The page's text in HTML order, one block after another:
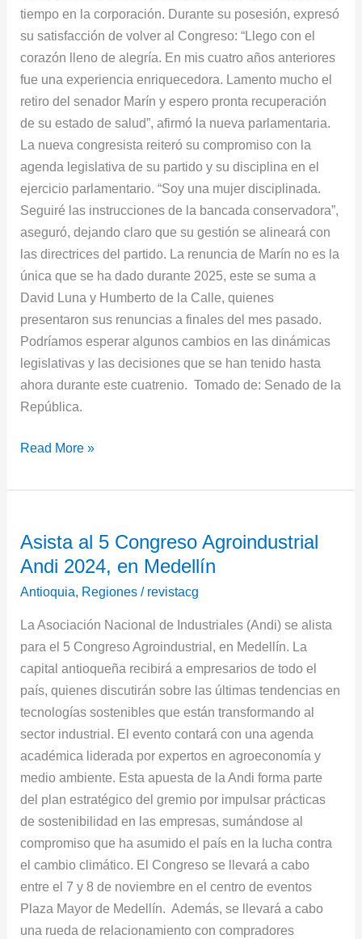
tiempo en la corporación. Durante su posesión, expresó
su satisfacción de volver al Congreso: “Llego con el
corazón lleno de alegría. En mis cuatro años anteriores
fue una experiencia enriquecedora. Lamento mucho el
retiro del senador Marín y espero pronta recuperación
de su estado de salud”, afirmó la nueva parlamentaria.
La nueva congresista reiteró su compromiso con la
agenda legislativa de su partido y su disciplina en el
ejercicio parlamentario. “Soy una mujer disciplinada.
Seguiré las instrucciones de la bancada conservadora”,
aseguró, dejando claro que su gestión se alineará con
las directrices del partido. La renuncia de Marín no es la
única que se ha dado durante 2025, este se suma a
David Luna y Humberto de la Calle, quienes
presentaron sus renuncias a finales del mes pasado.
Podríamos esperar algunos cambios en las dinámicas
legislativas y las decisiones que se han tenido hasta
ahora durante este cuatrenio. Tomado de: Senado de la
República.
Read More »
Asista al 5 Congreso Agroindustrial
Andi 2024, en Medellín
Antioquia, Regiones / revistacg
La Asociación Nacional de Industriales (Andi) se alista
para el 5 Congreso Agroindustrial, en Medellín. La
capital antioqueña recibirá a empresarios de todo el
país, quienes discutirán sobre las últimas tendencias en
tecnologías sostenibles que están transformando al
sector industrial. El evento contará con una agenda
académica liderada por expertos en agroeconomía y
medio ambiente. Esta apuesta de la Andi forma parte
del plan estratégico del gremio por impulsar prácticas
de sostenibilidad en las empresas, sumándose al
compromiso que ha asumido el país en la lucha contra
el cambio climático. El Congreso se llevará a cabo
entre el 7 y 8 de noviembre en el centro de eventos
Plaza Mayor de Medellín. Además, se llevará a cabo
una rueda de relacionamiento con compradores
al
5
Congreso
Andi
2024,
en
Medellín